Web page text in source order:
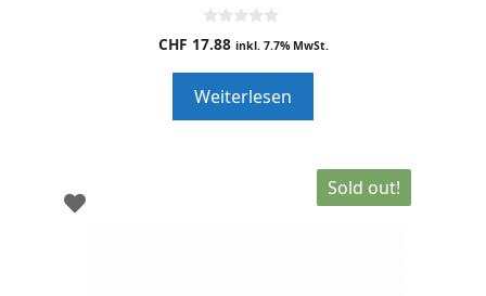
0
o
o
f
5
CHF 17.88 inkl. 7.7% MwSt.
Weiterlesen
Sold out!